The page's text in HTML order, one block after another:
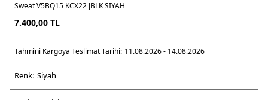
Sweat V5BQ15 KCX22 JBLK SİYAH
7.400,00 TL
Tahmini Kargoya Teslimat Tarihi: 11.08.2026 - 14.08.2026
Renk: si̇yah